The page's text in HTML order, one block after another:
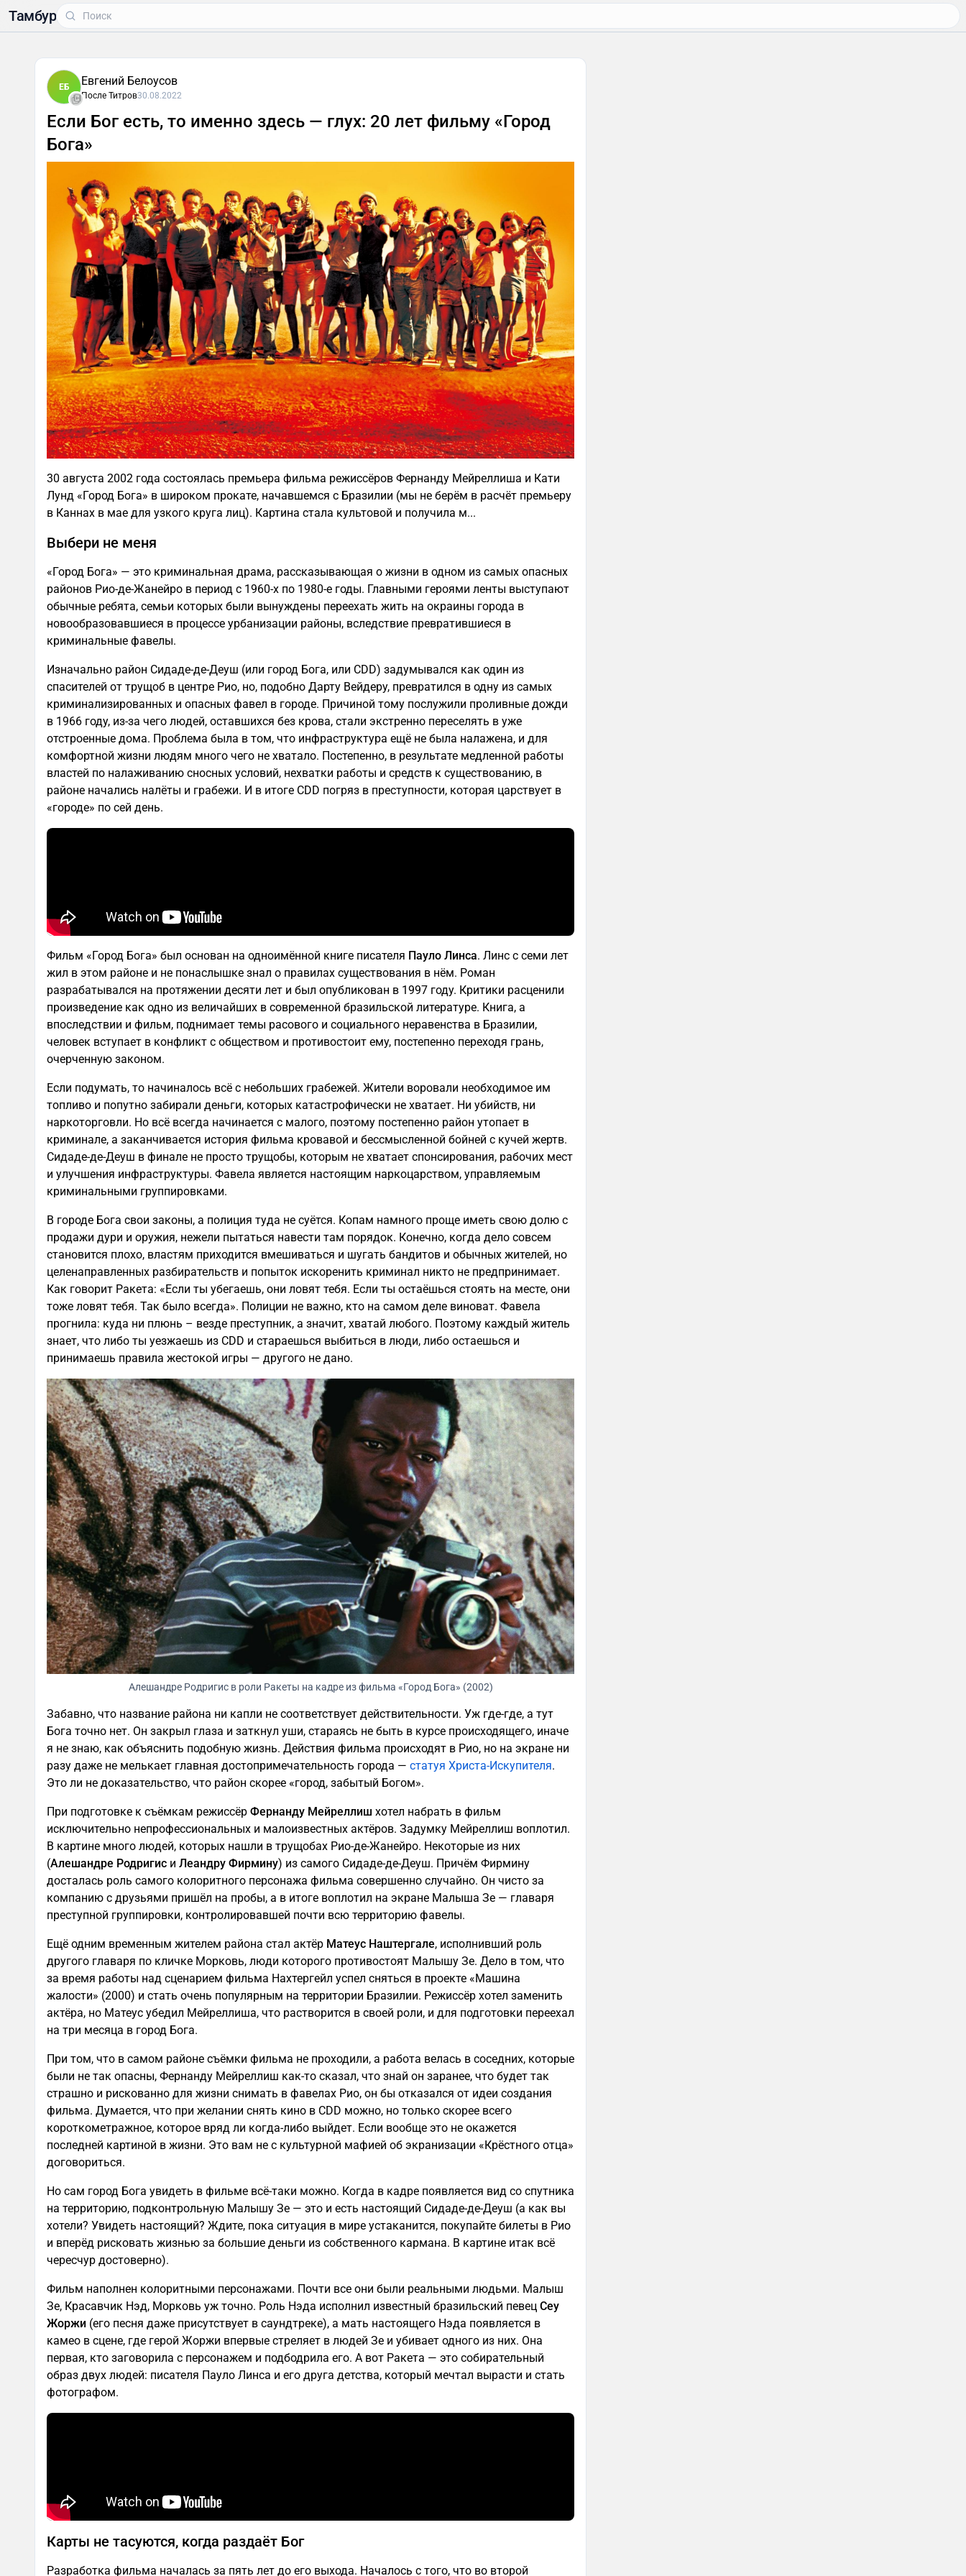
Тамбур
ЕБ Евгений Белоусов
После Титров30.08.2022
Если Бог есть, то именно здесь — глух: 20 лет фильму «Город
Бога»
30 августа 2002 года состоялась премьера фильма режиссёров Фернанду Мейреллиша и Кати
Лунд «Город Бога» в широком прокате, начавшемся с Бразилии (мы не берём в расчёт премьеру
в Каннах в мае для узкого круга лиц). Картина стала культовой и получила м...
Выбери не меня
«Город Бога» — это криминальная драма, рассказывающая о жизни в одном из самых опасных
районов Рио-де-Жанейро в период с 1960-х по 1980-е годы. Главными героями ленты выступают
обычные ребята, семьи которых были вынуждены переехать жить на окраины города в
новообразовавшиеся в процессе урбанизации районы, вследствие превратившиеся в
криминальные фавелы.
Изначально район Сидаде-де-Деуш (или город Бога, или CDD) задумывался как один из
спасителей от трущоб в центре Рио, но, подобно Дарту Вейдеру, превратился в одну из самых
криминализированных и опасных фавел в городе. Причиной тому послужили проливные дожди
в 1966 году, из-за чего людей, оставшихся без крова, стали экстренно переселять в уже
отстроенные дома. Проблема была в том, что инфраструктура ещё не была налажена, и для
комфортной жизни людям много чего не хватало. Постепенно, в результате медленной работы
властей по налаживанию сносных условий, нехватки работы и средств к существованию, в
районе начались налёты и грабежи. И в итоге CDD погряз в преступности, которая царствует в
«городе» по сей день.
Фильм «Город Бога» был основан на одноимённой книге писателя Пауло Линса. Линс с семи лет
жил в этом районе и не понаслышке знал о правилах существования в нём. Роман
разрабатывался на протяжении десяти лет и был опубликован в 1997 году. Критики расценили
произведение как одно из величайших в современной бразильской литературе. Книга, а
впоследствии и фильм, поднимает темы расового и социального неравенства в Бразилии,
человек вступает в конфликт с обществом и противостоит ему, постепенно переходя грань,
очерченную законом.
Если подумать, то начиналось всё с небольших грабежей. Жители воровали необходимое им
топливо и попутно забирали деньги, которых катастрофически не хватает. Ни убийств, ни
наркоторговли. Но всё всегда начинается с малого, поэтому постепенно район утопает в
криминале, а заканчивается история фильма кровавой и бессмысленной бойней с кучей жертв.
Сидаде-де-Деуш в финале не просто трущобы, которым не хватает спонсирования, рабочих мест
и улучшения инфраструктуры. Фавела является настоящим наркоцарством, управляемым
криминальными группировками.
В городе Бога свои законы, а полиция туда не суётся. Копам намного проще иметь свою долю с
продажи дури и оружия, нежели пытаться навести там порядок. Конечно, когда дело совсем
становится плохо, властям приходится вмешиваться и шугать бандитов и обычных жителей, но
целенаправленных разбирательств и попыток искоренить криминал никто не предпринимает.
Как говорит Ракета: «Если ты убегаешь, они ловят тебя. Если ты остаёшься стоять на месте, они
тоже ловят тебя. Так было всегда». Полиции не важно, кто на самом деле виноват. Фавела
прогнила: куда ни плюнь – везде преступник, а значит, хватай любого. Поэтому каждый житель
знает, что либо ты уезжаешь из CDD и стараешься выбиться в люди, либо остаешься и
принимаешь правила жестокой игры — другого не дано.
Алешандре Родригис в роли Ракеты на кадре из фильма «Город Бога» (2002)
Забавно, что название района ни капли не соответствует действительности. Уж где-где, а тут
Бога точно нет. Он закрыл глаза и заткнул уши, стараясь не быть в курсе происходящего, иначе
я не знаю, как объяснить подобную жизнь. Действия фильма происходят в Рио, но на экране ни
разу даже не мелькает главная достопримечательность города — статуя Христа-Искупителя.
Это ли не доказательство, что район скорее «город, забытый Богом».
При подготовке к съёмкам режиссёр Фернанду Мейреллиш хотел набрать в фильм
исключительно непрофессиональных и малоизвестных актёров. Задумку Мейреллиш воплотил.
В картине много людей, которых нашли в трущобах Рио-де-Жанейро. Некоторые из них
(Алешандре Родригис и Леандру Фирмину) из самого Сидаде-де-Деуш. Причём Фирмину
досталась роль самого колоритного персонажа фильма совершенно случайно. Он чисто за
компанию с друзьями пришёл на пробы, а в итоге воплотил на экране Малыша Зе — главаря
преступной группировки, контролировавшей почти всю территорию фавелы.
Ещё одним временным жителем района стал актёр Матеус Наштергале, исполнивший роль
другого главаря по кличке Морковь, люди которого противостоят Малышу Зе. Дело в том, что
за время работы над сценарием фильма Нахтергейл успел сняться в проекте «Машина
жалости» (2000) и стать очень популярным на территории Бразилии. Режиссёр хотел заменить
актёра, но Матеус убедил Мейреллиша, что растворится в своей роли, и для подготовки переехал
на три месяца в город Бога.
При том, что в самом районе съёмки фильма не проходили, а работа велась в соседних, которые
были не так опасны, Фернанду Мейреллиш как-то сказал, что знай он заранее, что будет так
страшно и рискованно для жизни снимать в фавелах Рио, он бы отказался от идеи создания
фильма. Думается, что при желании снять кино в CDD можно, но только скорее всего
короткометражное, которое вряд ли когда-либо выйдет. Если вообще это не окажется
последней картиной в жизни. Это вам не с культурной мафией об экранизации «Крёстного отца»
договориться.
Но сам город Бога увидеть в фильме всё-таки можно. Когда в кадре появляется вид со спутника
на территорию, подконтрольную Малышу Зе — это и есть настоящий Сидаде-де-Деуш (а как вы
хотели? Увидеть настоящий? Ждите, пока ситуация в мире устаканится, покупайте билеты в Рио
и вперёд рисковать жизнью за большие деньги из собственного кармана. В картине итак всё
чересчур достоверно).
Фильм наполнен колоритными персонажами. Почти все они были реальными людьми. Малыш
Зе, Красавчик Нэд, Морковь уж точно. Роль Нэда исполнил известный бразильский певец Сеу
Жоржи (его песня даже присутствует в саундтреке), а мать настоящего Нэда появляется в
камео в сцене, где герой Жоржи впервые стреляет в людей Зе и убивает одного из них. Она
первая, кто заговорила с персонажем и подбодрила его. А вот Ракета — это собирательный
образ двух людей: писателя Пауло Линса и его друга детства, который мечтал вырасти и стать
фотографом.
Карты не тасуются, когда раздаёт Бог
Разработка фильма началась за пять лет до его выхода. Началось с того, что во второй